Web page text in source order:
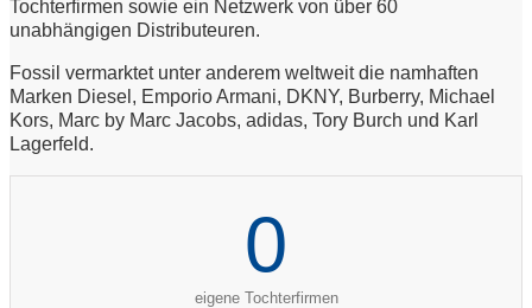
Tochterfirmen sowie ein Netzwerk von über 60
unabhängigen Distributeuren.
Fossil vermarktet unter anderem weltweit die namhaften
Marken Diesel, Emporio Armani, DKNY, Burberry, Michael
Kors, Marc by Marc Jacobs, adidas, Tory Burch und Karl
Lagerfeld.
0
eigene Tochterfirmen